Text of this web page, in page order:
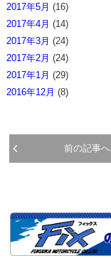
2017年5月 (16)
2017年4月 (14)
2017年3月 (24)
2017年2月 (24)
2017年1月 (29)
2016年12月 (8)
前の記事へ